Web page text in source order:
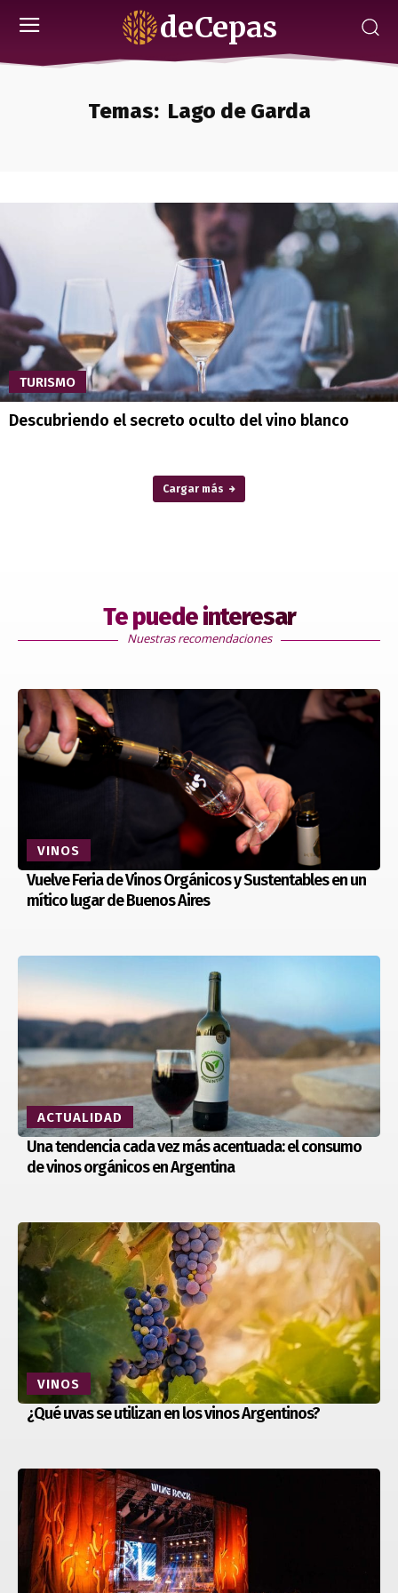
deCepas
Temas: Lago de Garda
TURISMO
Descubriendo el secreto oculto del vino blanco
Cargar más
Te puede interesar
Nuestras recomendaciones
VINOS
Vuelve Feria de Vinos Orgánicos y Sustentables en un
mítico lugar de Buenos Aires
ACTUALIDAD
Una tendencia cada vez más acentuada: el consumo
de vinos orgánicos en Argentina
VINOS
¿Qué uvas se utilizan en los vinos Argentinos?